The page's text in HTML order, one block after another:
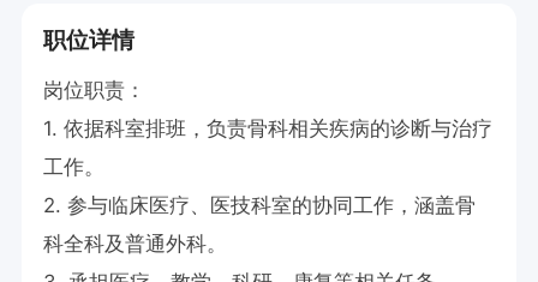
职位详情
岗位职责：
1. 依据科室排班，负责骨科相关疾病的诊断与治疗
工作。
2. 参与临床医疗、医技科室的协同工作，涵盖骨
科全科及普通外科。